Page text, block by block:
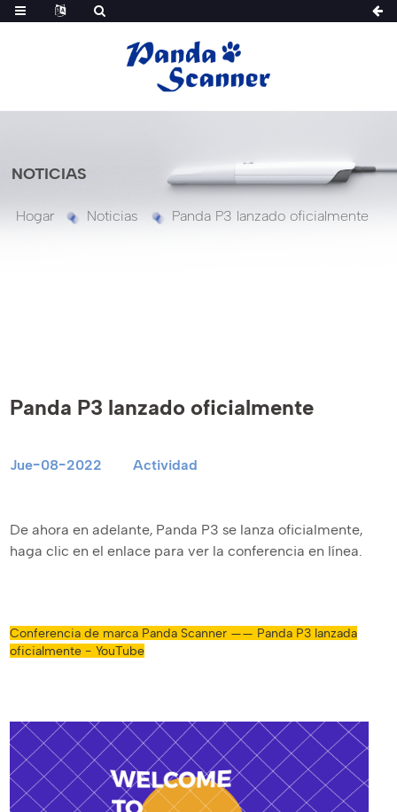
NOTICIAS
Hogar Noticias Panda P3 lanzado oficialmente
Panda P3 lanzado oficialmente
Jue-08-2022 Actividad
De ahora en adelante, Panda P3 se lanza oficialmente,
haga clic en el enlace para ver la conferencia en línea.
Conferencia de marca Panda Scanner —— Panda P3 lanzada
oficialmente - YouTube